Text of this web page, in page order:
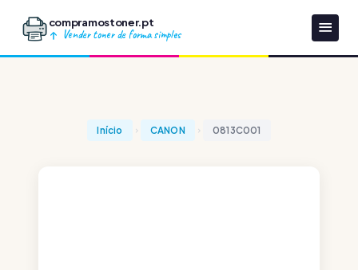
compramostoner.pt
Vender toner de forma simples
Início CANON 0813C001